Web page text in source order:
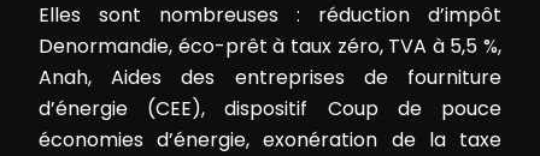
Elles sont nombreuses : réduction d’impôt
Denormandie, éco-prêt à taux zéro, TVA à 5,5 %,
Anah, Aides des entreprises de fourniture
d’énergie (CEE), dispositif Coup de pouce
économies d’énergie, exonération de la taxe